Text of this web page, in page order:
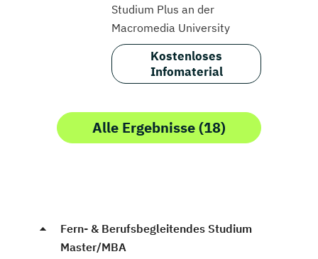
Studium Plus an der
Macromedia University
Kostenloses
Infomaterial
Alle Ergebnisse (18)
Fern- & Berufsbegleitendes Studium
Master/MBA